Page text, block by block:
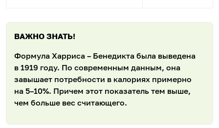
ВАЖНО ЗНАТЬ!
Формула Харриса – Бенедикта была выведена
в 1919 году. По современным данным, она
завышает потребности в калориях примерно
на 5–10%. Причем этот показатель тем выше,
чем больше вес считающего.